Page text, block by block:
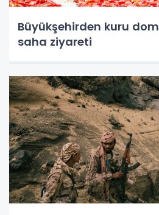
Büyükşehirden kuru
saha ziyareti